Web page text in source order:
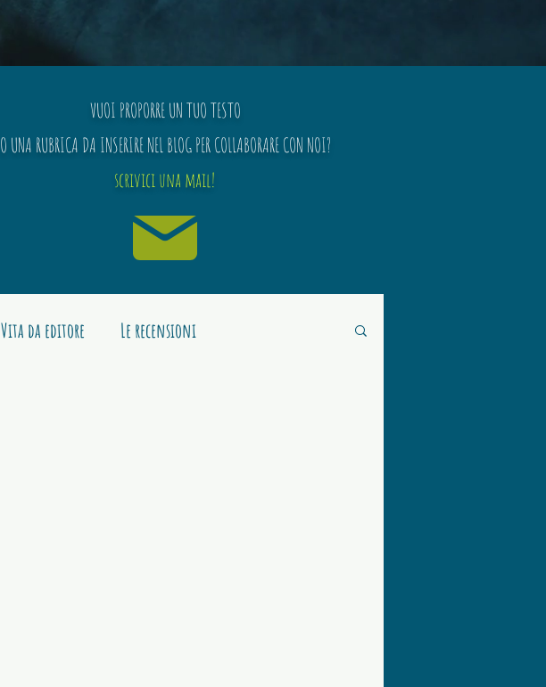
VUOI PROPORRE UN TUO TESTO
O UNA RUBRICA DA INSERIRE NEL BLOG PER COLLABORARE CON NOI?
scrivici una mail!
Vita da editore Le recensioni